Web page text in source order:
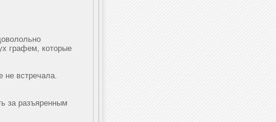
графем, которые
не встречала.
за разъяренным